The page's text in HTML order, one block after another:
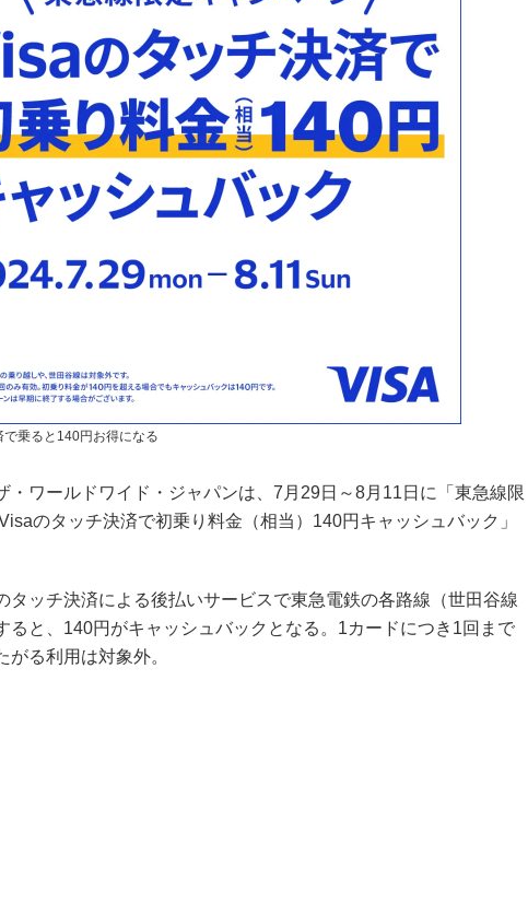
で乗ると140円お得になる
ワールドワイド・ジャパンは、7月29日～8月11日に「東急線限
のタッチ決済で初乗り料金（相当）140円キャッシュバック」
ッチ決済による後払いサービスで東急電鉄の各路線（世田谷線
ると、140円がキャッシュバックとなる。1カードにつき1回まで
がる利用は対象外。